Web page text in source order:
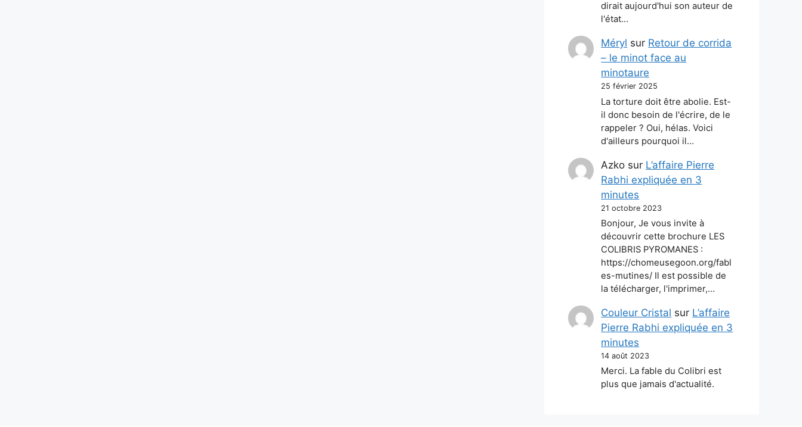
dirait aujourd'hui son auteur de
l'état…
Méryl sur Retour de corrida
– le minot face au
minotaure
25 février 2025
La torture doit être abolie. Est-
il donc besoin de l'écrire, de le
rappeler ? Oui, hélas. Voici
d'ailleurs pourquoi il…
Azko sur L’affaire Pierre
Rabhi expliquée en 3
minutes
21 octobre 2023
Bonjour, Je vous invite à
découvrir cette brochure LES
COLIBRIS PYROMANES :
https://chomeusegoon.org/fabl
es-mutines/ Il est possible de
la télécharger, l'imprimer,…
Couleur Cristal sur L’affaire
Pierre Rabhi expliquée en 3
minutes
14 août 2023
Merci. La fable du Colibri est
plus que jamais d'actualité.